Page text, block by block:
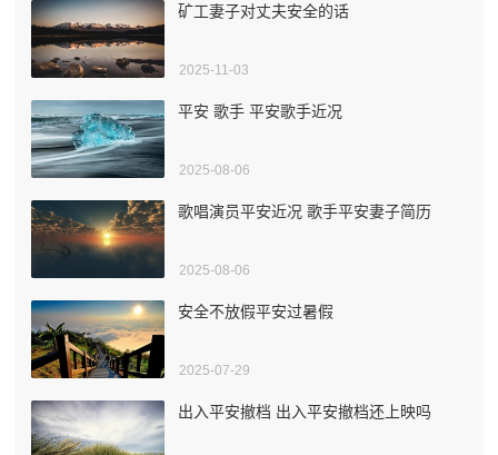
矿工妻子对丈夫安全的话
2025-11-03
平安 歌手 平安歌手近况
2025-08-06
歌唱演员平安近况 歌手平安妻子简历
2025-08-06
安全不放假平安过暑假
2025-07-29
出入平安撤档 出入平安撤档还上映吗